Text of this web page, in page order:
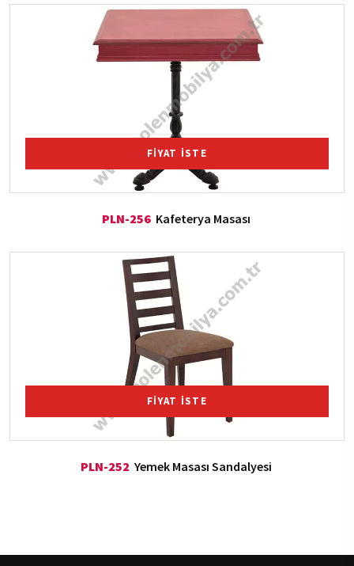
FİYAT İSTE
PLN-256 Kafeterya Masası
FİYAT İSTE
PLN-252 Yemek Masası Sandalyesi